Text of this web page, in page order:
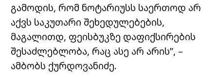
გამოდის, რომ ნოტარიუსს საერთოდ არ
აქვს საკუთარი შეხედულებების,
მაგალითდ, ფეისბუკზე დაფიქსირების
შესაძლებლობა, რაც ასე არ არის”, –
ამბობს ქურდოვანიძე.